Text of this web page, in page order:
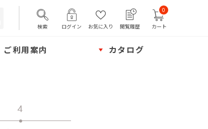
検索 ログイン お気に入り 閲覧履歴 カート
0
ご利用案内 カタログ